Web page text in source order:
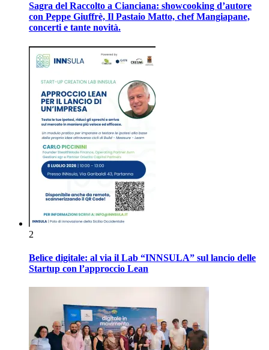
Sagra del Raccolto a Cianciana: showcooking d’autore
con Peppe Giuffrè, Il Pastaio Matto, chef Mangiapane,
concerti e tante novità.
2
Belìce digitale: al via il Lab “INNSULA” sul lancio delle
Startup con l’approccio Lean